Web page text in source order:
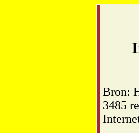
Bron:
3485